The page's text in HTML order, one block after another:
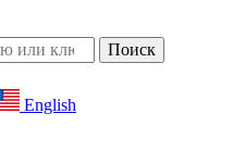
English